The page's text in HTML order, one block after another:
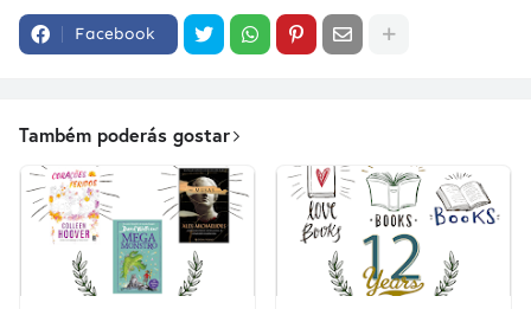
Facebook
Também poderás gostar